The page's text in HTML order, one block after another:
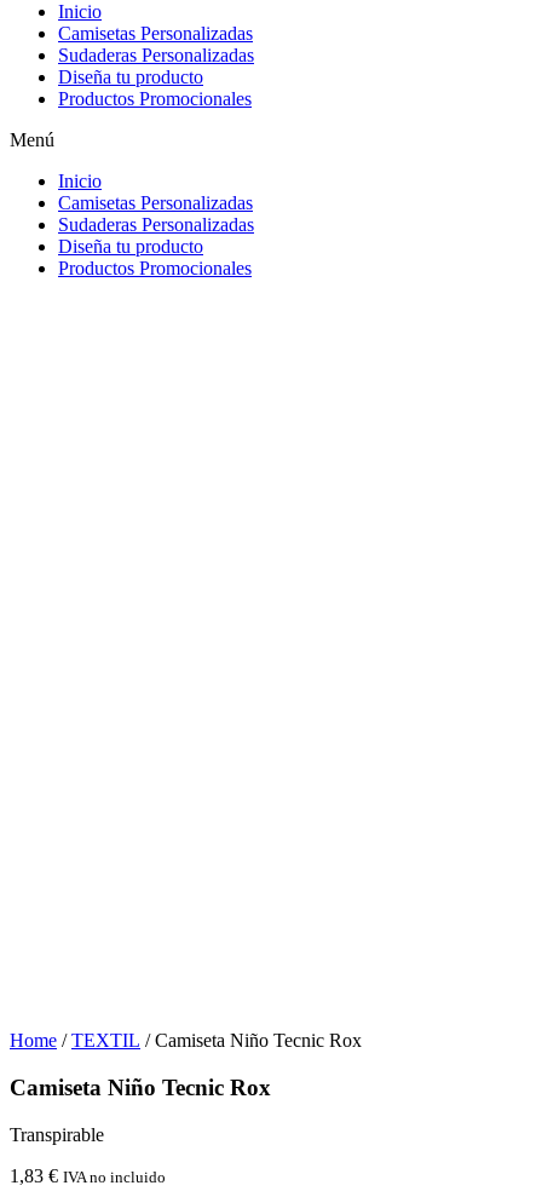
Inicio
Camisetas Personalizadas
Sudaderas Personalizadas
Diseña tu producto
Productos Promocionales
Menú
Inicio
Camisetas Personalizadas
Sudaderas Personalizadas
Diseña tu producto
Productos Promocionales
Home /TEXTIL / Camiseta Niño Tecnic Rox
Camiseta Niño Tecnic Rox
Transpirable
1,83 € IVA no incluido